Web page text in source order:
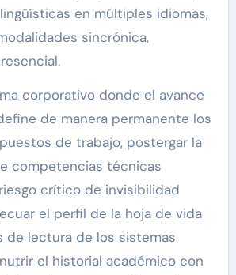
en múltiples idiomas,
sincrónica,
corporativo donde el avance
de manera permanente los
de trabajo, postergar la
competencias técnicas
crítico de invisibilidad
el perfil de la hoja de vida
de lectura de los sistemas
el historial académico con